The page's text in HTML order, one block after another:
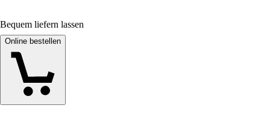
Bequem liefern lassen
Online bestellen